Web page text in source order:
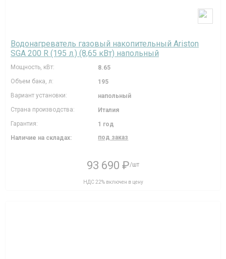
Водонагреватель газовый накопительный Ariston
SGA 200 R (195 л.) (8,65 кВт) напольный
Мощность, кВт:
8.65
Объем бака, л:
195
Вариант установки:
напольный
Страна производства:
Италия
Гарантия:
1 год
Наличие на складах:
под заказ
93 690 ₽/шт
НДС 22% включен в цену